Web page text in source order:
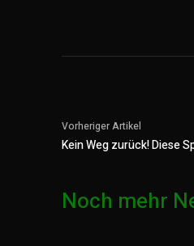
Vorheriger Artikel
Kein Weg zurück! Diese
Noch mehr